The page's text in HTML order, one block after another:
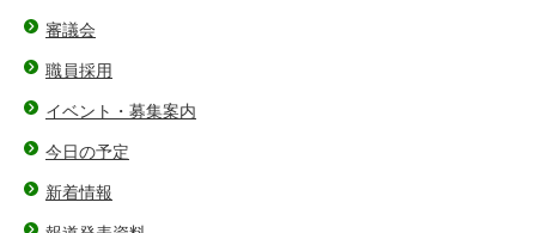
審議会
職員採用
イベント・募集案内
今日の予定
新着情報